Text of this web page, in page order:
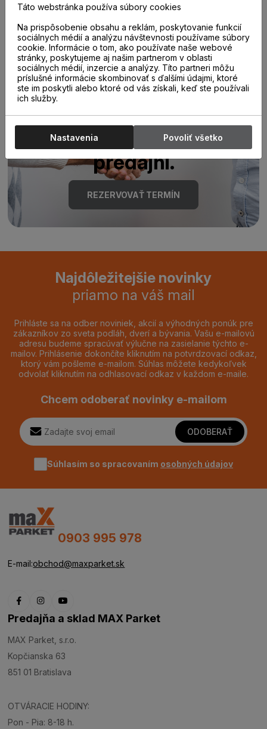
Poraďte sa s
odborníkom u nás na
predajni.
REZERVOVAŤ TERMÍN
Najdôležitejšie novinky
priamo na váš mail
Prihláste sa na odber noviniek, akcií a výhodných ponúk pre
zákazníkov zo sveta podláh, dverí a bývania. Vašu e-mailovú
adresu budeme spracúvať výlučne na zasielanie týchto e-
mailov. Prihlásenie dokončíte kliknutím na potvrdzovací odkaz,
ktorý vám pošleme e-mailom. Súhlas môžete kedykoľvek
odvolať kliknutím na odhlasovací odkaz v každom e-maile.
Chcem odoberať novinky e-mailom
ODOBERAŤ
Súhlasím so spracovaním osobných údajov
0903 995 978
E-mail:obchod@maxparket.sk
Predajňa a sklad MAX Parket
MAX Parket, s.r.o.
Kopčianska 63
851 01 Bratislava
OTVÁRACIE HODINY:
Pon - Pia: 8-18 h.
Táto webstránka používa súbory cookies
Na prispôsobenie obsahu a reklám, poskytovanie funkcií
sociálnych médií a analýzu návštevnosti používame súbory
cookie. Informácie o tom, ako používate naše webové
stránky, poskytujeme aj našim partnerom v oblasti
sociálnych médií, inzercie a analýzy. Títo partneri môžu
príslušné informácie skombinovať s ďalšími údajmi, ktoré
ste im poskytli alebo ktoré od vás získali, keď ste používali
ich služby.
Nastavenia Povoliť všetko